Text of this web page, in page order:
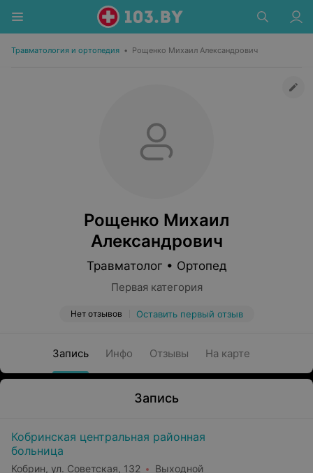
Травматология и ортопедия • Рощенко Михаил Александрович
Рощенко Михаил
Александрович
Травматолог • Ортопед
Первая категория
Нет отзывов Оставить первый отзыв
Запись Инфо Отзывы На карте
Запись
Кобринская центральная районная
больница
Кобрин, ул. Советская, 132 Выходной